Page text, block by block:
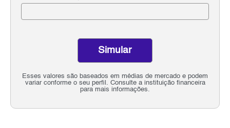
Esses valores são baseados em médias de mercado e podem
variar conforme o seu perfil. Consulte a instituição financeira
para mais informações.
Simular